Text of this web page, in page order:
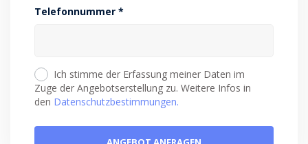
Telefonnummer *
Ich stimme der Erfassung meiner Daten im
Zuge der Angebotserstellung zu. Weitere Infos in
den Datenschutzbestimmungen.